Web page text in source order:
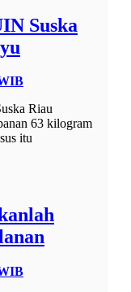
Suska
Riau
63 kilogram
itu